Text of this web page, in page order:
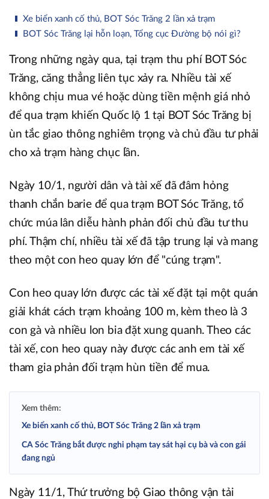
Xe biển xanh cố thủ, BOT Sóc Trăng 2 lần xả trạm
BOT Sóc Trăng lại hỗn loạn, Tổng cục Đường bộ nói gì?
Trong những ngày qua, tại trạm thu phí BOT Sóc
Trăng, căng thẳng liên tục xảy ra. Nhiều tài xế
không chịu mua vé hoặc dùng tiền mệnh giá nhỏ
để qua trạm khiến Quốc lộ 1 tại BOT Sóc Trăng bị
ùn tắc giao thông nghiêm trọng và chủ đầu tư phải
cho xả trạm hàng chục lần.
Ngày 10/1, người dân và tài xế đã đâm hỏng
thanh chắn barie để qua trạm BOT Sóc Trăng, tổ
chức múa lân diễu hành phản đối chủ đầu tư thu
phí. Thậm chí, nhiều tài xế đã tập trung lại và mang
theo một con heo quay lớn để "cúng trạm".
Con heo quay lớn được các tài xế đặt tại một quán
giải khát cách trạm khoảng 100 m, kèm theo là 3
con gà và nhiều lon bia đặt xung quanh. Theo các
tài xế, con heo quay này được các anh em tài xế
tham gia phản đối trạm hùn tiền để mua.
Xem thêm:
Xe biển xanh cố thủ, BOT Sóc Trăng 2 lần xả trạm
CA Sóc Trăng bắt được nghi phạm tay sát hại cụ bà và con gái
đang ngủ
Ngày 11/1, Thứ trưởng bộ Giao thông vận tải